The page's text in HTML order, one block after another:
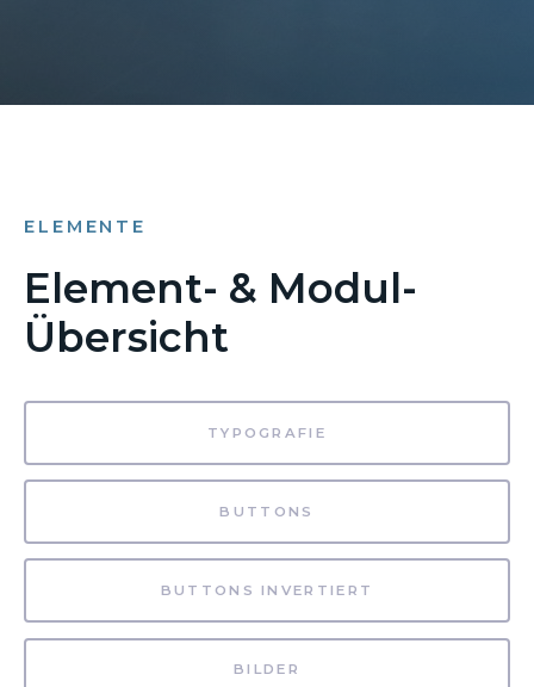
ELEMENTE
Element- & Modul-
Übersicht
TYPOGRAFIE
BUTTONS
BUTTONS INVERTIERT
BILDER